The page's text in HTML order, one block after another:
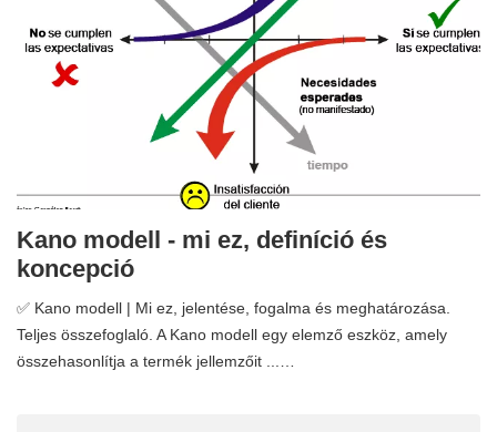
Kano modell - mi ez, definíció és
koncepció
✅ Kano modell | Mi ez, jelentése, fogalma és meghatározása.
Teljes összefoglaló. A Kano modell egy elemző eszköz, amely
összehasonlítja a termék jellemzőit ...…